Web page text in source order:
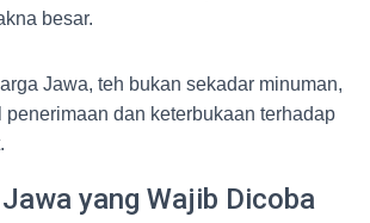
besar.
Jawa, teh bukan sekadar minuman,
penerimaan dan keterbukaan terhadap
yang Wajib Dicoba